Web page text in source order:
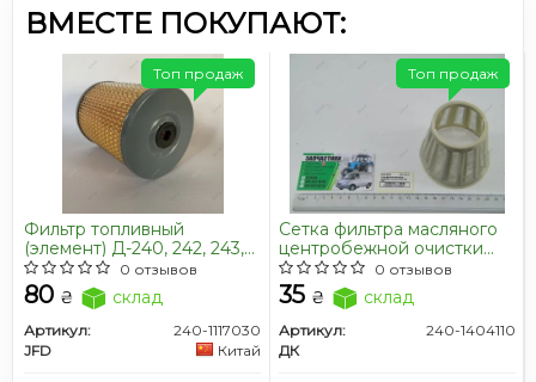
ВМЕСТЕ ПОКУПАЮТ:
Фильтр топливный
(элемент) Д-240, 242, 243,
244, 245, 260 МТЗ, ЗИЛ,
Бичок (JFD) 65.01.100-02
0 отзывов
80 ₴ склад
Артикул:
240-1117030
JFD
Китай
Топ продаж
Сетка фильтра масляного
центробежной очистки
(центригуги) МТЗ 80, 82 Д
240, 245 <ДК>
0 отзывов
35 ₴ склад
Артикул:
240-1404110
ДК
Топ продаж